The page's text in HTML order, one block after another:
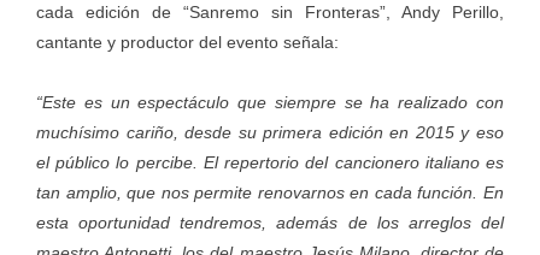
cada edición de “Sanremo sin Fronteras”, Andy Perillo,
cantante y productor del evento señala:
“Este es un espectáculo que siempre se ha realizado con
muchísimo cariño, desde su primera edición en 2015 y eso
el público lo percibe. El repertorio del cancionero italiano es
tan amplio, que nos permite renovarnos en cada función. En
esta oportunidad tendremos, además de los arreglos del